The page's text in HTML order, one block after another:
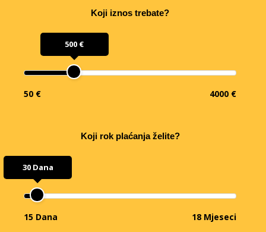
Koji iznos trebate?
500 €
50 € 4000 €
Koji rok plaćanja želite?
30 Dana
15 Dana 18 Mjeseci